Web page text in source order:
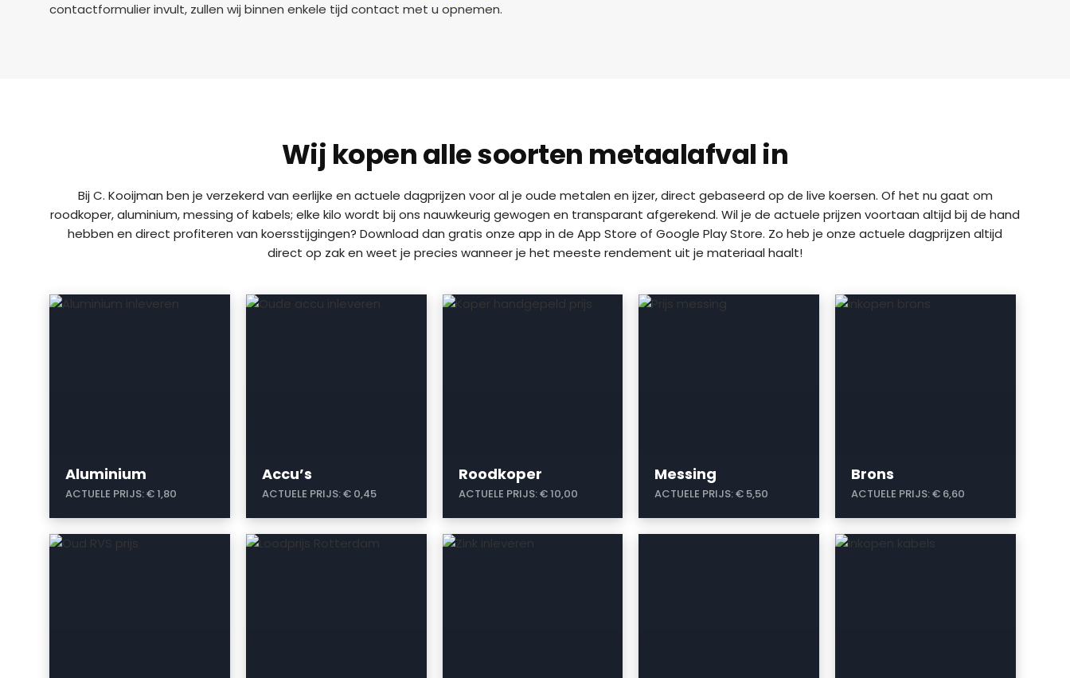
contactformulier invult, zullen wij binnen enkele tijd contact met u opnemen.
Wij kopen alle soorten metaalafval in
Bij C. Kooijman ben je verzekerd van eerlijke en actuele dagprijzen voor al je oude metalen en ijzer, direct gebaseerd op de live koersen. Of het nu gaat om
roodkoper, aluminium, messing of kabels; elke kilo wordt bij ons nauwkeurig gewogen en transparant afgerekend. Wil je de actuele prijzen voortaan altijd bij de hand
hebben en direct profiteren van koersstijgingen? Download dan gratis onze app in de App Store of Google Play Store. Zo heb je onze actuele dagprijzen altijd
direct op zak en weet je precies wanneer je het meeste rendement uit je materiaal haalt!
Aluminium
ACTUELE PRIJS:€ 1,80
a
Accu’s
ACTUELE PRIJS:€ 0,45
a
Roodkoper
ACTUELE PRIJS:€ 10,00
a
Messing
ACTUELE PRIJS:€ 5,50
a
Brons
ACTUELE PRIJS:€ 6,60
a
a a a a